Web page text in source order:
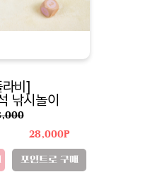
비]
낚시놀이
28,000P
포인트로 구매